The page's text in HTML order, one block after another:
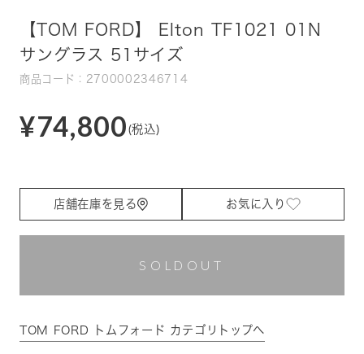
【TOM FORD】 Elton TF1021 01N
サングラス 51サイズ
商品コード：2700002346714
¥74,800 (税込)
店舗在庫を見る お気に入り
SOLDOUT
TOM FORD トムフォード カテゴリトップへ